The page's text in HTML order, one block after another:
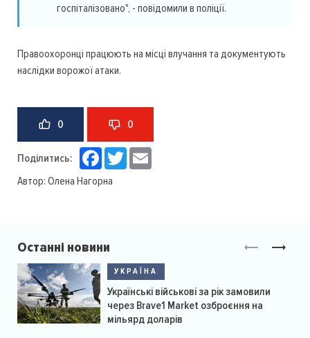
госпіталізовано", - повідомили в поліції.
Правоохоронці працюють на місці влучання та документують
наслідки ворожої атаки.
0 0
Поділитись: Facebook
Twitter
Автор: Олена Нагорна
Останні новини
УКРАЇНА
Українські військові за рік замовили
через Brave1 Market озброєння на
мільярд доларів